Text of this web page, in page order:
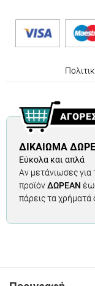
ΔΙΚΑΊΩΜΑ
Εύκολα και απλά
Αν μετάνιωσες για
προϊόνΔΩΡΕΑΝ
πάρεις τα χρήματά